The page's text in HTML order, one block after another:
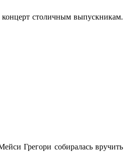
столичным выпускникам.
Грегори собиралась вручить